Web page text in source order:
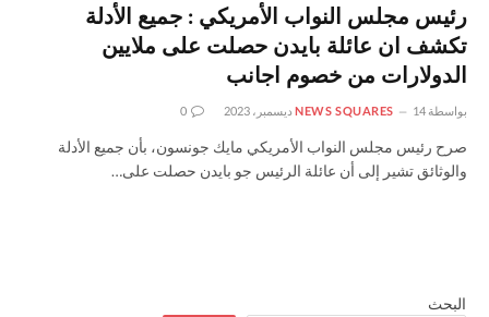
رئيس مجلس النواب الأمريكي : جميع الأدلة
تكشف ان عائلة بايدن حصلت على ملايين
الدولارات من خصوم اجانب
بواسطة NEWS SQUARES 14 ديسمبر، 2023 0
صرح رئيس مجلس النواب الأمريكي مايك جونسون، بأن جميع الأدلة
والوثائق تشير إلى أن عائلة الرئيس جو بايدن حصلت على…
البحث